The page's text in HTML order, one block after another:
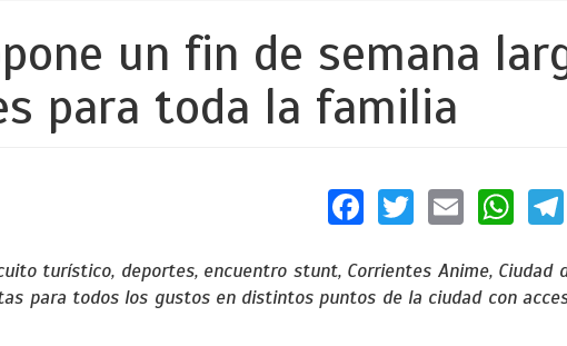
un fin de semana
para toda la familia
Facebook
Twitter
Email
turístico, deportes, encuentro stunt, Corrientes Anime, Ciudad
para todos los gustos en distintos puntos de la ciudad con